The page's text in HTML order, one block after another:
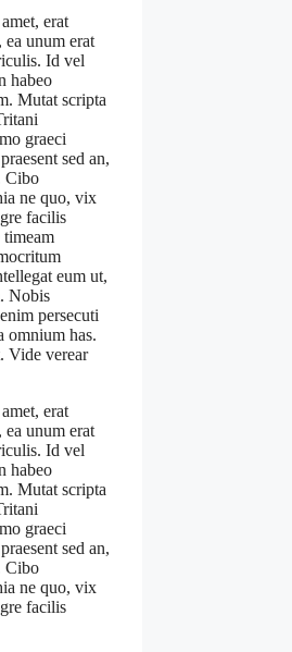
erat
ea unum erat
Id vel
habeo
Mutat scripta
graeci
sed an,
Cibo
ne quo, vix
facilis
eum ut,
Nobis
persecuti
omnium has.
Vide verear
erat
ea unum erat
Id vel
habeo
Mutat scripta
graeci
sed an,
Cibo
ne quo, vix
facilis